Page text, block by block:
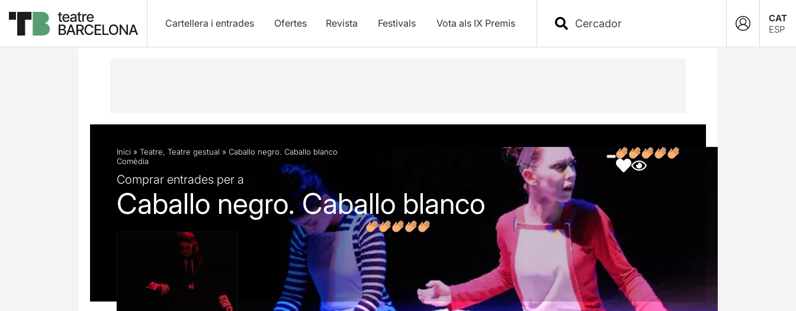
Cartellera i entrades Ofertes Revista Festivals Vota als IX Premis
CAT
ESP
Descripció Fitxa artística Fotos i vídeos
Inici » Teatre, Teatre gestual » Caballo negro. Caballo blanco
Comèdia
Comprar entrades per a
Caballo negro. Caballo blanco